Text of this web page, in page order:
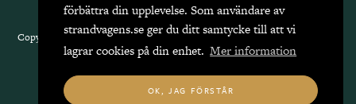
förbättra din upplevelse. Som användare av
strandvagens.se ger du ditt samtycke till att vi
lagrar cookies på din enhet. Mer information
OK, JAG FÖRSTÅR
Copyright 2026 Strandvägens Mäkleri, alla rättigheter reserverade.
oss|Integritetspolicy